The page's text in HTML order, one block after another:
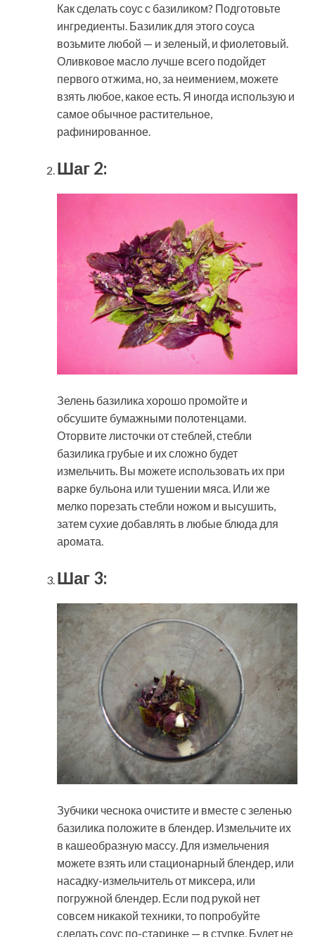
Как сделать соус с базиликом? Подготовьте
ингредиенты. Базилик для этого соуса
возьмите любой — и зеленый, и фиолетовый.
Оливковое масло лучше всего подойдет
первого отжима, но, за неимением, можете
взять любое, какое есть. Я иногда использую и
самое обычное растительное,
рафинированное.
Шаг 2:
Зелень базилика хорошо промойте и
обсушите бумажными полотенцами.
Оторвите листочки от стеблей, стебли
базилика грубые и их сложно будет
измельчить. Вы можете использовать их при
варке бульона или тушении мяса. Или же
мелко порезать стебли ножом и высушить,
затем сухие добавлять в любые блюда для
аромата.
Шаг 3:
Зубчики чеснока очистите и вместе с зеленью
базилика положите в блендер. Измельчите их
в кашеобразную массу. Для измельчения
можете взять или стационарный блендер, или
насадку-измельчитель от миксера, или
погружной блендер. Если под рукой нет
совсем никакой техники, то попробуйте
сделать соус по-старинке — в ступке. Будет не